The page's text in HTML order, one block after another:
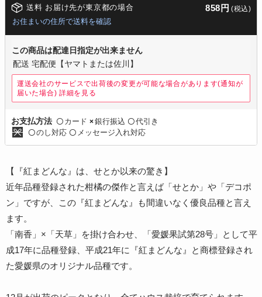
送料 お届け先が東京都の場合 858円 (税込)
お住まいの住所で送料を確認
この商品は配達日指定が出来ません
配送 宅配便【ヤマトまたは佐川】
運送会社のサービスで出荷後の変更が可能な場合があります(通知が
届いた場合) 詳細を見る
お支払方法 〇 カード ×銀行振込 〇代引き
〇のし対応 〇 メッセージ入れ対応
【『紅まどんな』は、せとか以来の驚き】
近年品種登録された柑橘の傑作と言えば「せとか」や「デコポ
ン」ですが、この『紅まどんな』も間違いなく優良品種と言え
ます。
「南香」×「天草」を掛け合わせ、「愛媛果試第28号」として平
成17年に品種登録、平成21年に『紅まどんな』と商標登録され
た愛媛県のオリジナル品種です。